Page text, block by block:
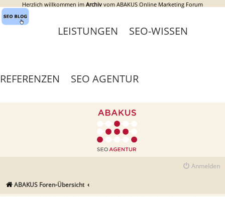
Herzlich willkommen im Archiv vom ABAKUS Online Marketing Forum
LEISTUNGEN SEO-WISSEN
REFERENZEN SEO AGENTUR
Anmelden
ABAKUS Foren-Übersicht